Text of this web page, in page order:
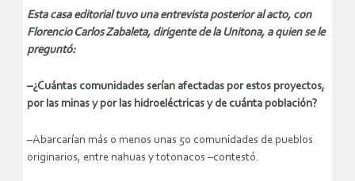
Esta casa editorial tuvo una entrevista posterior al acto, con
Florencio Carlos Zabaleta, dirigente de la Unitona, a quien se le
preguntó:
–¿Cuántas comunidades serían afectadas por estos proyectos,
por las minas y por las hidroeléctricas y de cuánta población?
–Abarcarían más o menos unas 50 comunidades de pueblos
originarios, entre nahuas y totonacos –contestó.